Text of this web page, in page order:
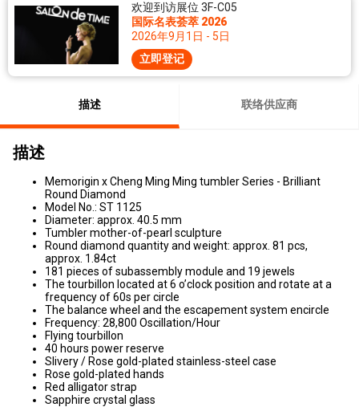
欢迎到访展位 3F-C05
国际名表荟萃 2026
2026年9月1日 - 5日
立即登记
描述 联络供应商
描述
Memorigin x Cheng Ming Ming tumbler Series - Brilliant
Round Diamond
Model No.: ST 1125
Diameter: approx. 40.5 mm
Tumbler mother-of-pearl sculpture
Round diamond quantity and weight: approx. 81 pcs,
approx. 1.84ct
181 pieces of subassembly module and 19 jewels
The tourbillon located at 6 o’clock position and rotate at a
frequency of 60s per circle
The balance wheel and the escapement system encircle
Frequency: 28,800 Oscillation/Hour
Flying tourbillon
40 hours power reserve
Slivery / Rose gold-plated stainless-steel case
Rose gold-plated hands
Red alligator strap
Sapphire crystal glass